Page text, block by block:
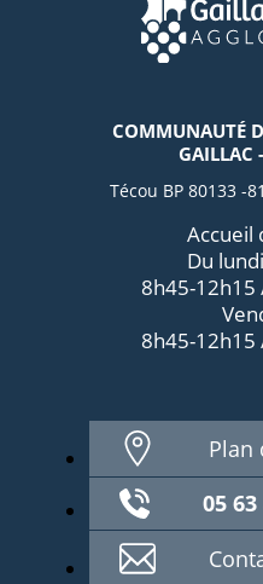
COMMUNAUTÉ
GAILLAC
Técou BP 80133 -
Accueil
Du
8h45-12h15
8h45-12h15
Plan
05 63